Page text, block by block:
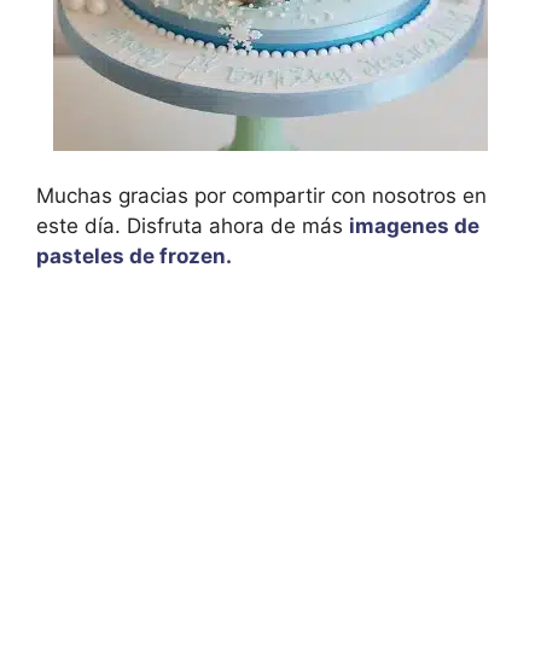
Muchas gracias por compartir con nosotros en
este día. Disfruta ahora de más imagenes de
pasteles de frozen.